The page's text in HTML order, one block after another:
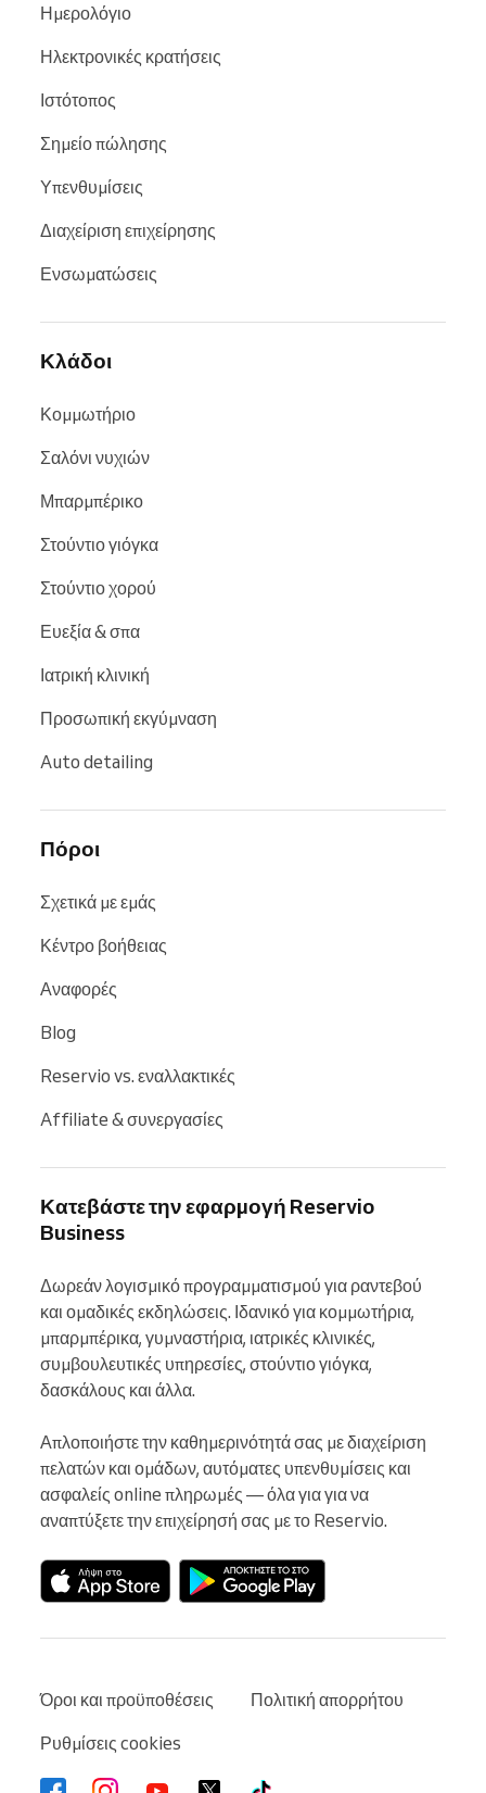
Ημερολόγιο
Ηλεκτρονικές κρατήσεις
Ιστότοπος
Σημείο πώλησης
Υπενθυμίσεις
Διαχείριση επιχείρησης
Ενσωματώσεις
Κλάδοι
Κομμωτήριο
Σαλόνι νυχιών
Μπαρμπέρικο
Στούντιο γιόγκα
Στούντιο χορού
Ευεξία & σπα
Ιατρική κλινική
Προσωπική εκγύμναση
Auto detailing
Πόροι
Σχετικά με εμάς
Κέντρο βοήθειας
Αναφορές
Blog
Reservio vs. εναλλακτικές
Affiliate & συνεργασίες
Κατεβάστε την εφαρμογή Reservio
Business
Δωρεάν λογισμικό προγραμματισμού για ραντεβού
και ομαδικές εκδηλώσεις. Ιδανικό για κομμωτήρια,
μπαρμπέρικα, γυμναστήρια, ιατρικές κλινικές,
συμβουλευτικές υπηρεσίες, στούντιο γιόγκα,
δασκάλους και άλλα.
Απλοποιήστε την καθημερινότητά σας με διαχείριση
πελατών και ομάδων, αυτόματες υπενθυμίσεις και
ασφαλείς online πληρωμές — όλα για για να
αναπτύξετε την επιχείρησή σας με το Reservio.
Όροι και προϋποθέσεις
Πολιτική απορρήτου
Ρυθμίσεις cookies